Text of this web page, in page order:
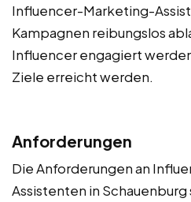
Influencer-Marketing-
Kampagnen reibungslos
Influencer engagiert
Ziele erreicht werden.
Anforderungen
Die Anforderungen an
Assistenten in